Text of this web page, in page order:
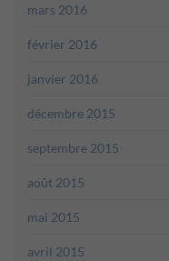
mars 2016
février 2016
janvier 2016
décembre 2015
septembre 2015
août 2015
mai 2015
avril 2015